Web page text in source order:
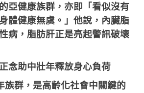
亞健康族群，亦即「看似沒有
體健康無虞。」他說，內臟脂
病，脂肪肝正是亮起警訊破壞
念助中壯年釋放身心負荷
族群，是高齡化社會中關鍵的